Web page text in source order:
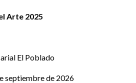
Arte 2025
El Poblado
septiembre de 2026